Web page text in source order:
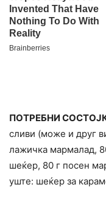
ПОТРЕБНИ
сливи (може и друг
лажичка мармалад,
шеќер, 80 г посен
уште: шеќер за